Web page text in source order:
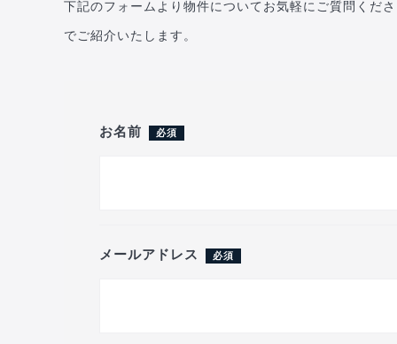
下記のフォームより物件についてお気軽にご質問くだ
でご紹介いたします。
お名前 必須
メールアドレス 必須